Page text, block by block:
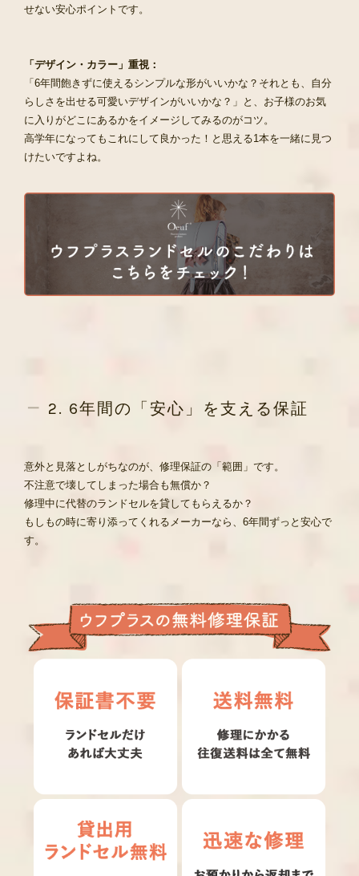
せない安心ポイントです。
「デザイン・カラー」重視：
「6年間飽きずに使えるシンプルな形がいいかな？それとも、自分
らしさを出せる可愛いデザインがいいかな？」と、お子様のお気
に入りがどこにあるかをイメージしてみるのがコツ。
高学年になってもこれにして良かった！と思える1本を一緒に見つ
けたいですよね。
2. 6年間の「安心」を支える保証
意外と見落としがちなのが、修理保証の「範囲」です。
不注意で壊してしまった場合も無償か？
修理中に代替のランドセルを貸してもらえるか？
もしもの時に寄り添ってくれるメーカーなら、6年間ずっと安心で
す。